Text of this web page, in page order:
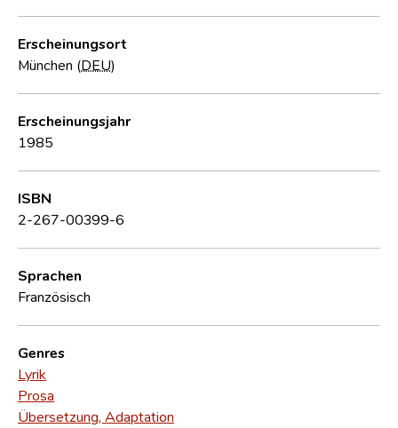
Erscheinungsort
München (DEU)
Erscheinungsjahr
1985
ISBN
2-267-00399-6
Sprachen
Französisch
Genres
Lyrik
Prosa
Übersetzung, Adaptation